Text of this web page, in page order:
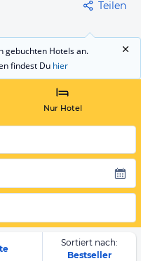
Teilen
gebuchten Hotels an.
findest Du hier
Nur Hotel
Sortiert nach:
Bestseller